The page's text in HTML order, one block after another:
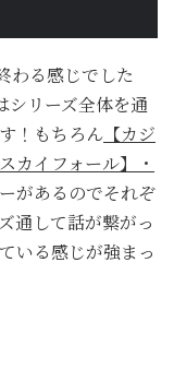
わる感じでした
シリーズ全体を通
！もちろん 【カジ
カイフォール】・
があるのでそれぞ
通して話が繋がっ
いる感じが強まっ